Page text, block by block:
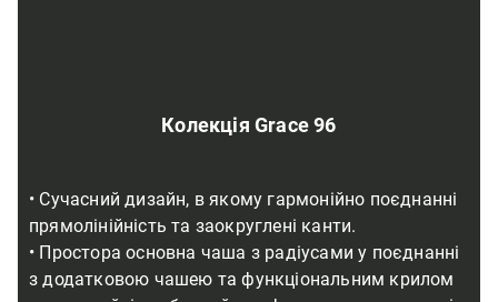
Колекція Grace 96
• Сучасний дизайн, в якому гармонійно поєднанні
прямолінійність та заокруглені канти.
• Простора основна чаша з радіусами у поєднанні
з додатковою чашею та функціональним крилом